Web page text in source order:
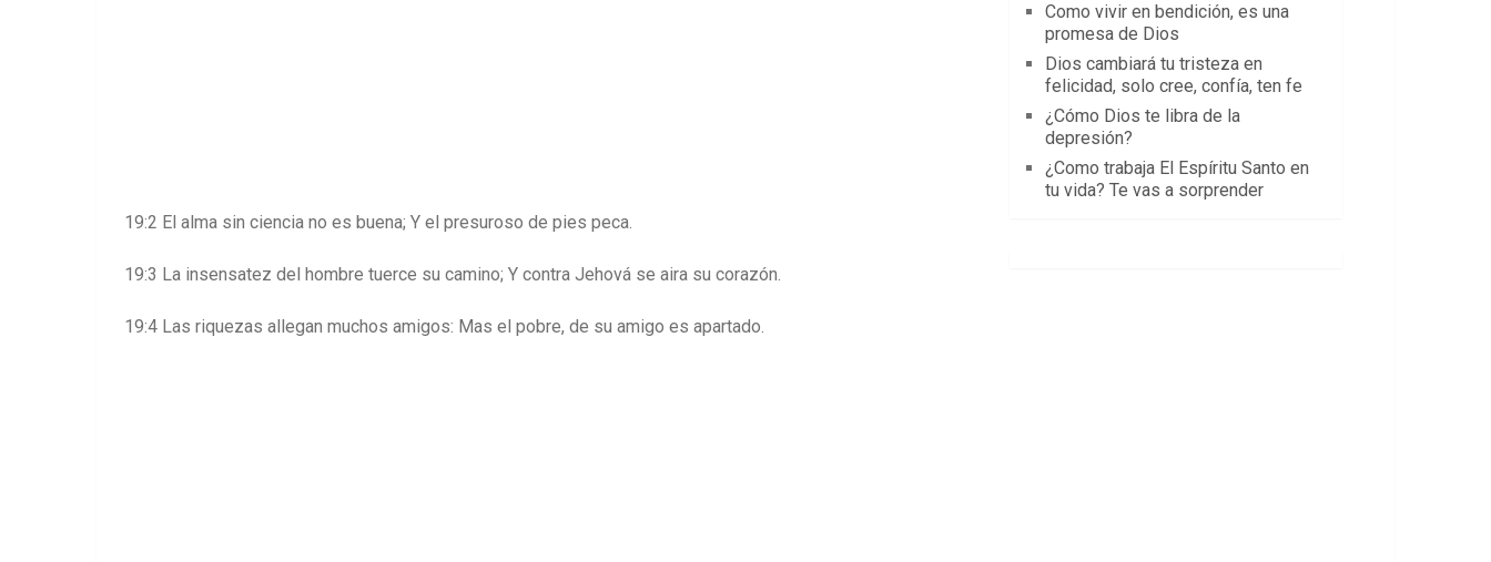
19:2 El alma sin ciencia no es buena; Y el presuroso de pies peca.
19:3 La insensatez del hombre tuerce su camino; Y contra Jehová se aira su corazón.
19:4 Las riquezas allegan muchos amigos: Mas el pobre, de su amigo es apartado.
Como vivir en bendición, es una
promesa de Dios
Dios cambiará tu tristeza en
felicidad, solo cree, confía, ten fe
¿Cómo Dios te libra de la
depresión?
¿Como trabaja El Espíritu Santo en
tu vida? Te vas a sorprender